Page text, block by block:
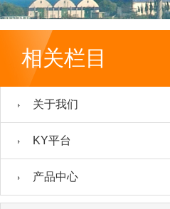
相关栏目
关于我们
KY平台
产品中心